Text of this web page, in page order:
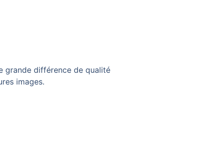
grande différence de qualité
images.